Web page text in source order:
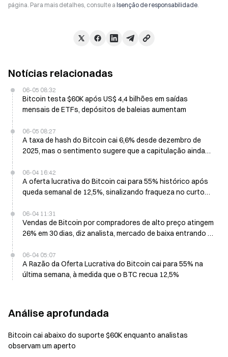
página. Para mais detalhes, consulte a Isenção de responsabilidade.
Notícias relacionadas
06-05 08:32
Bitcoin testa $60K após US$ 4,4 bilhões em saídas
mensais de ETFs, depósitos de baleias aumentam
06-05 08:27
A taxa de hash do Bitcoin cai 6,6% desde dezembro de
2025, mas o sentimento sugere que a capitulação ainda
06-04 16:42
A oferta lucrativa do Bitcoin cai para 55% histórico após
queda semanal de 12,5%, sinalizando fraqueza no curto
06-04 11:31
Vendas de Bitcoin por compradores de alto preço atingem
26% em 30 dias, diz analista, mercado de baixa entrando na
06-04 05:07
A Razão da Oferta Lucrativa do Bitcoin cai para 55% na
última semana, à medida que o BTC recua 12,5%
Análise aprofundada
Bitcoin cai abaixo do suporte $60K enquanto analistas
observam um aperto